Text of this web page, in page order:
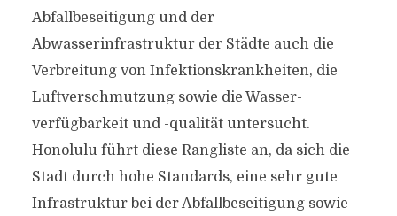
Abfallbeseitigung und der
Abwasserinfrastruktur der Städte auch die
Verbreitung von Infektionskrankheiten, die
Luftverschmutzung sowie die Wasser-
verfügbarkeit und -qualität untersucht.
Honolulu führt diese Rangliste an, da sich die
Stadt durch hohe Standards, eine sehr gute
Infrastruktur bei der Abfallbeseitigung sowie